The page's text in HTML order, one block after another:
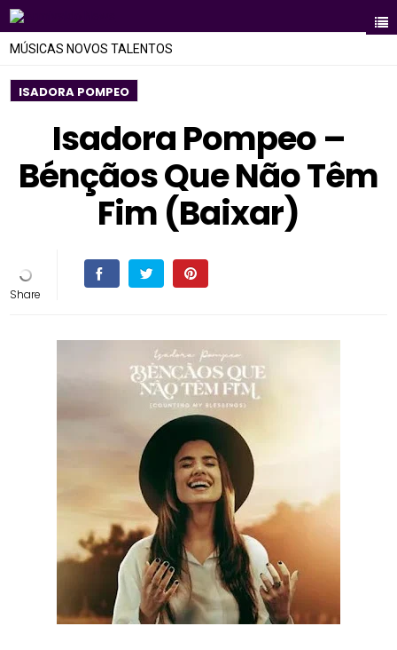
MÚSICAS NOVOS TALENTOS
ISADORA POMPEO
Isadora Pompeo –
Bénçãos Que Não Têm
Fim (Baixar)